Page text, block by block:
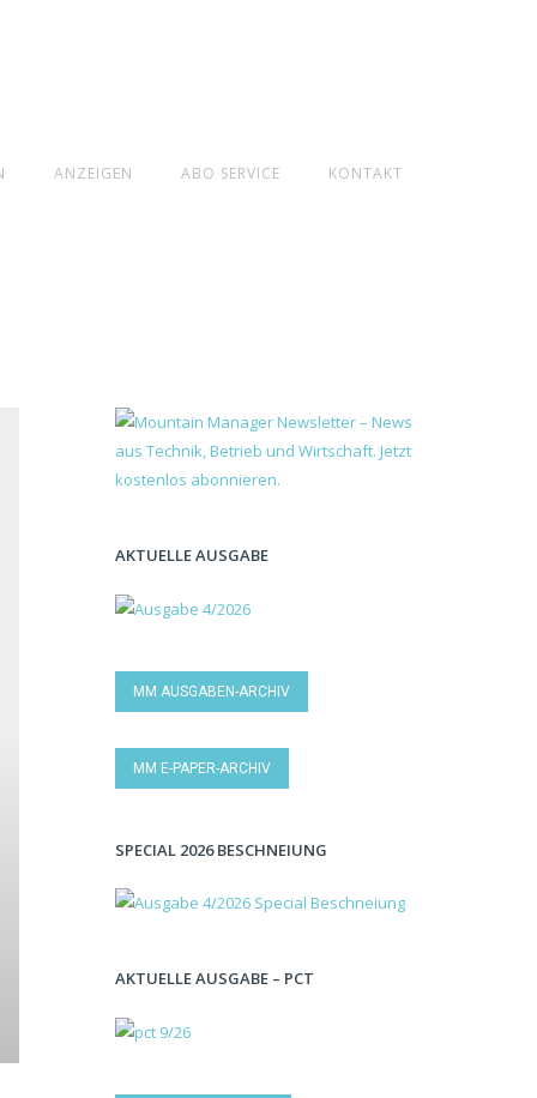
ANZEIGEN ABO SERVICE KONTAKT
AKTUELLE AUSGABE
MM AUSGABEN-ARCHIV
MM E-PAPER-ARCHIV
SPECIAL 2026 BESCHNEIUNG
AKTUELLE AUSGABE – PCT